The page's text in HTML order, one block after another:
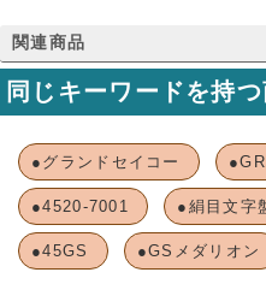
関連商品
同じキーワードを持
●グランドセイコー
●4520-7001 ●絹目文字
●45GS ●GSメダリオン